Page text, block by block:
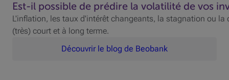
Est-il possible de prédire la volatilité de vos
L'inflation, les taux d'intérêt changeants, la stagnation ou
(très) court et à long terme.
Découvrir le blog de Beobank